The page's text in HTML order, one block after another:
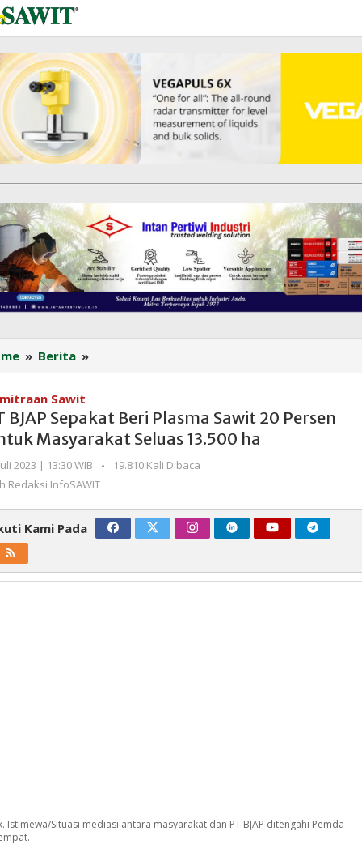
» Berita »
BJAP
Beri
Plasma
Sawit
20
Persen
Masyarakat
Seluas
ha
Sawit
BJAP Sepakat Beri Plasma Sawit 20 Persen
Masyarakat Seluas 13.500 ha
2023 | 13:30 WIB
oleh
Redaksi
-
19.810 Kali Dibaca
Redaksi InfoSAWIT
Kami Pada
Istimewa/Situasi mediasi antara masyarakat dan PT BJAP ditengahi Pemda